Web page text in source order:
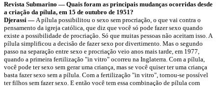
Revista Submarino — Quais foram as principais mudanças ocorridas desde
a criação da pílula, em 15 de outubro de 1951?
Djerassi — A pílula possibilitou o sexo sem procriação, o que vai contra o
pensamento da igreja católica, que diz que você só pode fazer sexo quando
existe a possibilidade de procriação. Só que muitas pessoas não aceitam isso. A
pílula simplificou a decisão de fazer sexo por divertimento. Mas o segundo
passo na separação entre sexo e procriação veio anos mais tarde, em 1977,
quando a primeira fertilização "in vitro" ocorreu na Inglaterra. Com a pílula,
você pode ter sexo sem gerar uma criança, mas se você quiser ter uma criança
basta fazer sexo sem a pílula. Com a fertilização "in vitro", tornou-se possível
ter filhos sem fazer sexo. E então você tem essa combinação de pílula com